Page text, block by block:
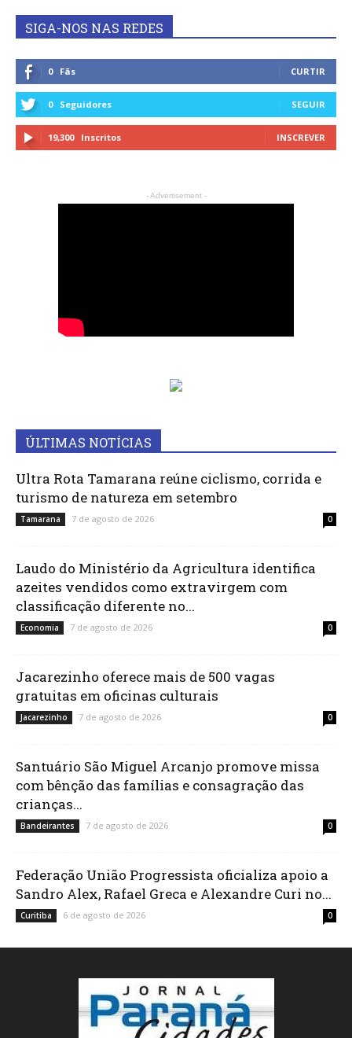
SIGA-NOS NAS REDES
0 Fãs CURTIR
0 Seguidores SEGUIR
19,300 Inscritos INSCREVER
- Advertisement -
ÚLTIMAS NOTÍCIAS
Ultra Rota Tamarana reúne ciclismo, corrida e
turismo de natureza em setembro
Tamarana 7 de agosto de 2026 0
Laudo do Ministério da Agricultura identifica
azeites vendidos como extravirgem com
classificação diferente no...
Economia 7 de agosto de 2026 0
Jacarezinho oferece mais de 500 vagas
gratuitas em oficinas culturais
Jacarezinho 7 de agosto de 2026 0
Santuário São Miguel Arcanjo promove missa
com bênção das famílias e consagração das
crianças...
Bandeirantes 7 de agosto de 2026 0
Federação União Progressista oficializa apoio a
Sandro Alex, Rafael Greca e Alexandre Curi no...
Curitiba 6 de agosto de 2026 0